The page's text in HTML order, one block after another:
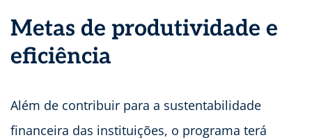
Metas de produtividade e
eficiência
Além de contribuir para a sustentabilidade
financeira das instituições, o programa terá